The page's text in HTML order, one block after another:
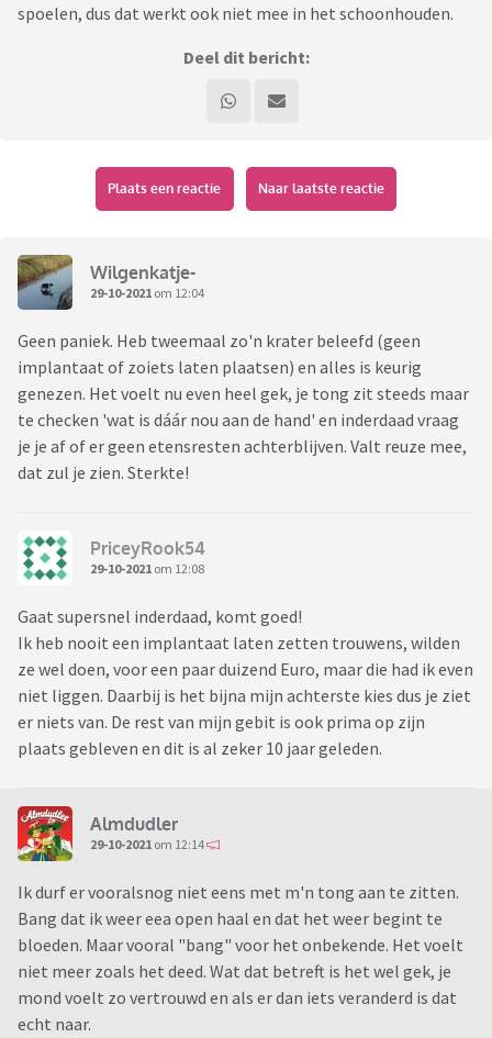
spoelen, dus dat werkt ook niet mee in het schoonhouden.
Deel dit bericht:
Plaats een reactie Naar laatste reactie
Wilgenkatje-
29-10-2021 om 12:04
Geen paniek. Heb tweemaal zo'n krater beleefd (geen
implantaat of zoiets laten plaatsen) en alles is keurig
genezen. Het voelt nu even heel gek, je tong zit steeds maar
te checken 'wat is dáár nou aan de hand' en inderdaad vraag
je je af of er geen etensresten achterblijven. Valt reuze mee,
dat zul je zien. Sterkte!
PriceyRook54
29-10-2021 om 12:08
Gaat supersnel inderdaad, komt goed!
Ik heb nooit een implantaat laten zetten trouwens, wilden
ze wel doen, voor een paar duizend Euro, maar die had ik even
niet liggen. Daarbij is het bijna mijn achterste kies dus je ziet
er niets van. De rest van mijn gebit is ook prima op zijn
plaats gebleven en dit is al zeker 10 jaar geleden.
Almdudler
29-10-2021 om 12:14
Ik durf er vooralsnog niet eens met m'n tong aan te zitten.
Bang dat ik weer eea open haal en dat het weer begint te
bloeden. Maar vooral "bang" voor het onbekende. Het voelt
niet meer zoals het deed. Wat dat betreft is het wel gek, je
mond voelt zo vertrouwd en als er dan iets veranderd is dat
echt naar.